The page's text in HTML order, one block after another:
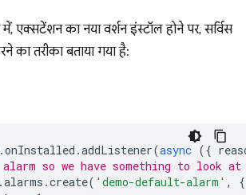
एक्सटेंशन का नया वर्शन इंस्टॉल होने पर, सर्विस
का तरीका बताया गया है:
.onInstalled .addListener(async ({
so we have something to look at
.alarms .create( 'demo-default-alarm' ,
{